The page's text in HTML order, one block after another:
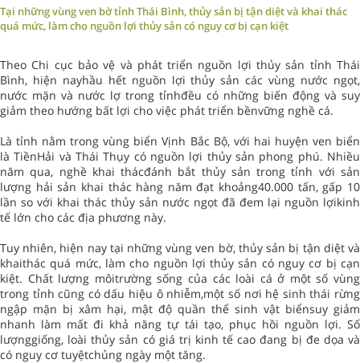
Tại những vùng ven bờ tỉnh Thái Bình, thủy sản bị tận diệt và khai thác
quá mức, làm cho nguồn lợi thủy sản có nguy cơ bị cạn kiệt
Theo Chi cục bảo vệ và phát triển nguồn lợi thủy sản tỉnh Thái
Bình, hiện nayhầu hết nguồn lợi thủy sản các vùng nước ngọt,
nước mặn và nước lợ trong tỉnhđều có những biến động và suy
giảm theo hướng bất lợi cho việc phát triển bềnvững nghề cá.
Là tỉnh nằm trong vùng biển Vịnh Bắc Bộ, với hai huyện ven biển
là TiềnHải và Thái Thụy có nguồn lợi thủy sản phong phú. Nhiều
năm qua, nghề khai thácđánh bắt thủy sản trong tỉnh với sản
lượng hải sản khai thác hàng năm đạt khoảng40.000 tấn, gấp 10
lần so với khai thác thủy sản nước ngọt đã đem lại nguồn lợikinh
tế lớn cho các địa phương này.
Tuy nhiên, hiện nay tại những vùng ven bờ, thủy sản bị tận diệt và
khaithác quá mức, làm cho nguồn lợi thủy sản có nguy cơ bị cạn
kiệt. Chất lượng môitrường sống của các loài cá ở một số vùng
trong tỉnh cũng có dấu hiệu ô nhiễm,một số nơi hệ sinh thái rừng
ngập mặn bị xâm hại, mật độ quần thể sinh vật biểnsuy giảm
nhanh làm mất đi khả năng tự tái tạo, phục hồi nguồn lợi. Số
lượnggiống, loài thủy sản có giá trị kinh tế cao đang bị đe dọa và
có nguy cơ tuyệtchủng ngày một tăng.